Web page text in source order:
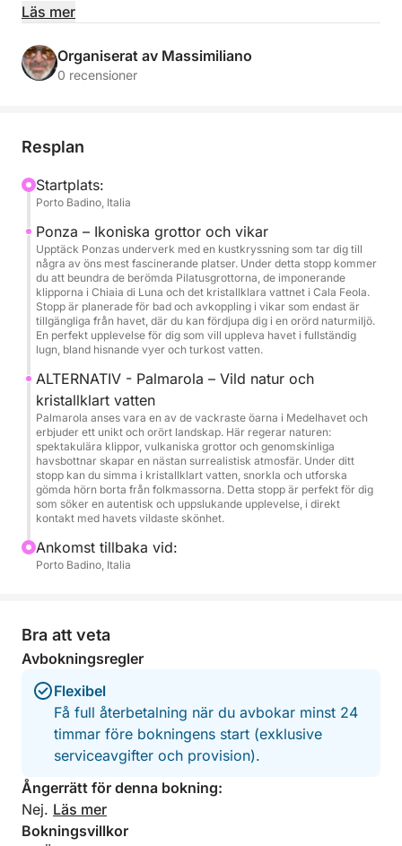
informella möten eller nätverksmöjligheter i en
Dagen börjar med avgång klockan 9:00 från Porto
vatten och gömda vikar. Under resan kommer ert
långt ifrån den traditionella kontorsmiljön.
Yachtens rymliga utrymmen, inklusive soldäck och
ett gemytligt område, erbjuder den perfekta miljön
för att främja naturliga kontakter och samarbete. En
aperitif serveras ombord för att avrunda dagen och
skapa en trevlig och informell atmosfär.
Komfort, design och teknik kombineras för att
säkerställa en högkvalitativ upplevelse, lämplig för
grupper på upp till 12 personer. Återresan är
planerad till eftermiddagen, efter en dag som perfekt
kombinerar arbete, avkoppling och inspiration.
Ett originellt och effektivt sätt att stärka teamet och
lämna ett minnesvärt intryck.
Läs mer
Organiserat av Massimiliano
0 recensioner
Resplan
Startplats:
Porto Badino, Italia
Ponza – Ikoniska grottor och vikar
Upptäck Ponzas underverk med en kustkryssning som tar dig till
några av öns mest fascinerande platser. Under detta stopp kommer
du att beundra de berömda Pilatusgrottorna, de imponerande
klipporna i Chiaia di Luna och det kristallklara vattnet i Cala Feola.
Stopp är planerade för bad och avkoppling i vikar som endast är
tillgängliga från havet, där du kan fördjupa dig i en orörd naturmiljö.
En perfekt upplevelse för dig som vill uppleva havet i fullständig
lugn, bland hisnande vyer och turkost vatten.
ALTERNATIV - Palmarola – Vild natur och
kristallklart vatten
Palmarola anses vara en av de vackraste öarna i Medelhavet och
erbjuder ett unikt och orört landskap. Här regerar naturen:
spektakulära klippor, vulkaniska grottor och genomskinliga
havsbottnar skapar en nästan surrealistisk atmosfär. Under ditt
stopp kan du simma i kristallklart vatten, snorkla och utforska
gömda hörn borta från folkmassorna. Detta stopp är perfekt för dig
som söker en autentisk och uppslukande upplevelse, i direkt
kontakt med havets vildaste skönhet.
Ankomst tillbaka vid:
Porto Badino, Italia
Bra att veta
Avbokningsregler
Flexibel
Få full återbetalning när du avbokar minst 24
timmar före bokningens start (exklusive
serviceavgifter och provision).
Ångerrätt för denna bokning:
Nej. Läs mer
Bokningsvillkor